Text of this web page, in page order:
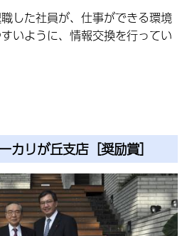
した社員が、仕事ができる環境
いように、情報交換を行ってい
カリが丘支店［奨励賞］